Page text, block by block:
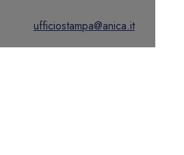
ufficiostampa@anica.it